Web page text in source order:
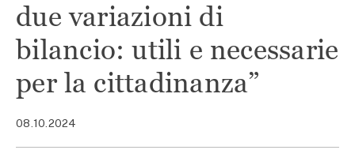
due variazioni di
bilancio: utili e necessarie
per la cittadinanza”
08.10.2024